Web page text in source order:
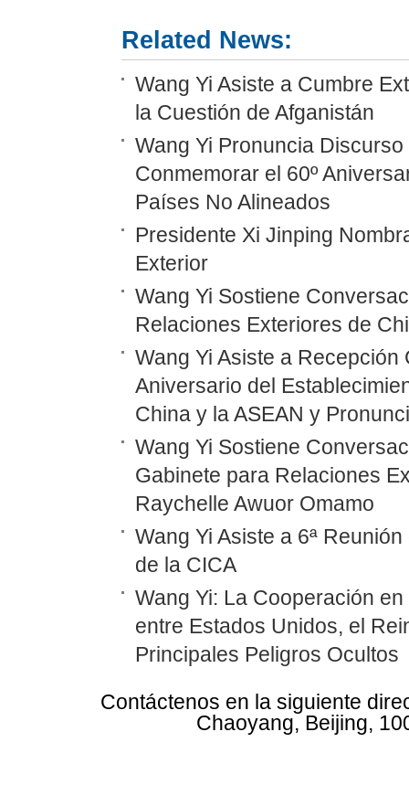
Related News:
Wang Yi Asiste a Cumbre
la Cuestión de Afganistán
Wang Yi Pronuncia
Conmemorar el 60º
Países No Alineados
Presidente Xi Jinping
Exterior
Wang Yi Sostiene
Relaciones Exteriores de
Wang Yi Asiste a Recepción
Aniversario del
China y la ASEAN y
Wang Yi Sostiene
Gabinete para Relaciones
Raychelle Awuor Omamo
Wang Yi Asiste a 6ª
de la CICA
Wang Yi: La Cooperación
entre Estados Unidos, el
Principales Peligros Ocultos
Contáctenos en la siguiente
Chaoyang, Beijing,